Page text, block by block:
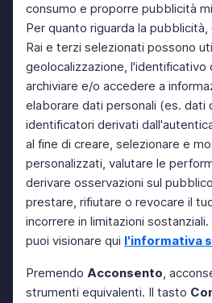
consumo e proporre pubblicità
Per quanto riguarda la
Rai e terzi selezionati possono
geolocalizzazione, l'identificativo
archiviare e/o accedere a
elaborare dati personali (es. dati
identificatori derivati
al fine di creare, selezionare e
personalizzati, valutare le
derivare osservazioni sul
prestare, rifiutare o revocare il
incorrere in limitazioni
puoi visionare qui l'informativa
Premendo Acconsento,
strumenti equivalenti. Il tasto